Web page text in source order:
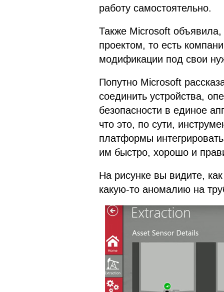
работу самостоятельно.
Также Microsoft объявила,
проектом, то есть
модификации под свои
Попутно Microsoft
соединить устройства,
безопасности в единое
что это, по сути,
платформы
им быстро, хорошо и
На рисунке вы видите,
какую-то аномалию на